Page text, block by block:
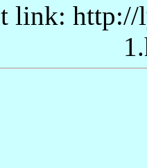
link: